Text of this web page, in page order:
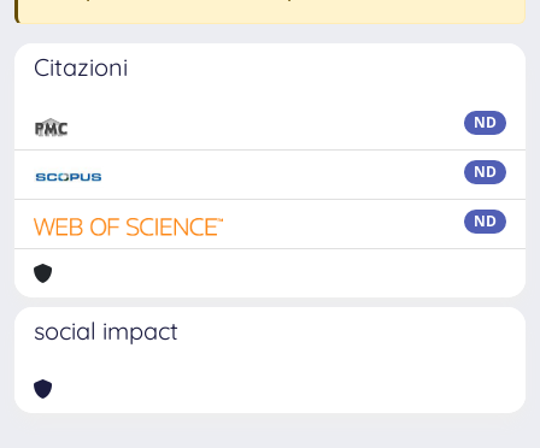
Citazioni
ND
ND
ND
social impact